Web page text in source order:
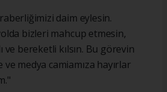
daim eylesin.
bizleri mahcup etmesin,
ve bereketli kılsın. Bu görevin
medya camiamıza hayırlar